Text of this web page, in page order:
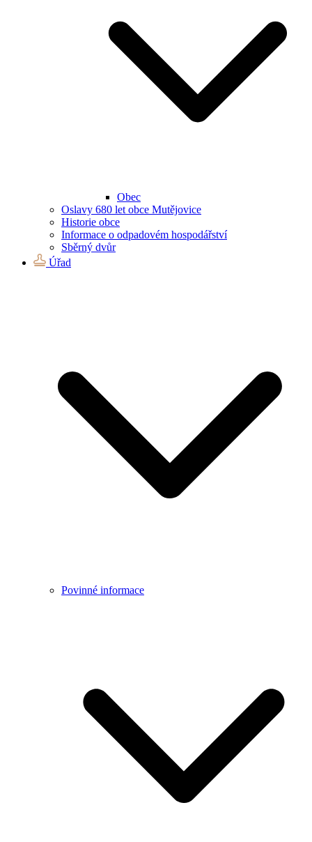
Obec
Oslavy 680 let obce Mutějovice
Historie obce
Informace o odpadovém hospodářství
Sběrný dvůr
Úřad
Povinné informace